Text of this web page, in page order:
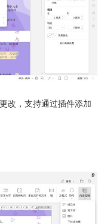
改，支持通过插件添加